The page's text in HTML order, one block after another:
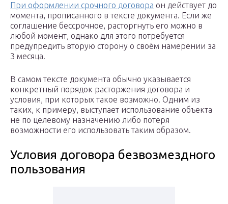
При оформлении срочного договора он действует до
момента, прописанного в тексте документа. Если же
соглашение бессрочное, расторгнуть его можно в
любой момент, однако для этого потребуется
предупредить вторую сторону о своём намерении за
3 месяца.
В самом тексте документа обычно указывается
конкретный порядок расторжения договора и
условия, при которых такое возможно. Одним из
таких, к примеру, выступает использование объекта
не по целевому назначению либо потеря
возможности его использовать таким образом.
Условия договора безвозмездного
пользования